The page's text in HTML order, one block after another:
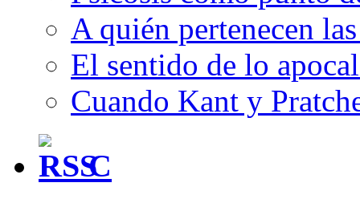
A quién pertenecen
El sentido de lo
Cuando Kant y
C